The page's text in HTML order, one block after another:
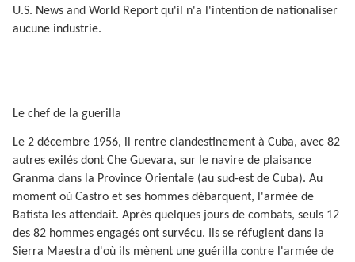
U.S. News and World Report qu'il n'a l'intention de nationaliser
aucune industrie.
Le chef de la guerilla
Le 2 décembre 1956, il rentre clandestinement à Cuba, avec 82
autres exilés dont Che Guevara, sur le navire de plaisance
Granma dans la Province Orientale (au sud-est de Cuba). Au
moment où Castro et ses hommes débarquent, l'armée de
Batista les attendait. Après quelques jours de combats, seuls 12
des 82 hommes engagés ont survécu. Ils se réfugient dans la
Sierra Maestra d'où ils mènent une guérilla contre l'armée de